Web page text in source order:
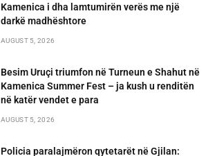
Kamenica i dha lamtumirën verës me një
darkë madhështore
AUGUST 5, 2026
Besim Uruçi triumfon në Turneun e Shahut në
Kamenica Summer Fest – ja kush u renditën
në katër vendet e para
AUGUST 5, 2026
Policia paralajmëron qytetarët në Gjilan: